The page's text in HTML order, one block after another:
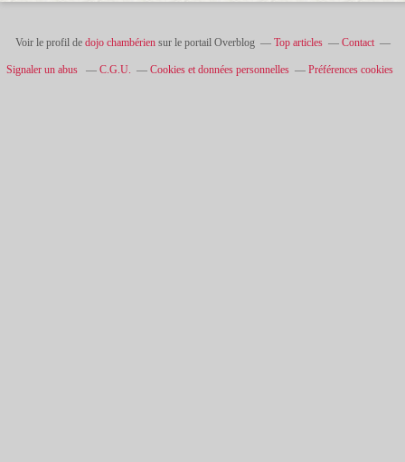
Voir le profil de dojo chambériensur le portail Overblog Top articles Contact
Signaler un abus C.G.U. Cookies et données personnelles Préférences cookies